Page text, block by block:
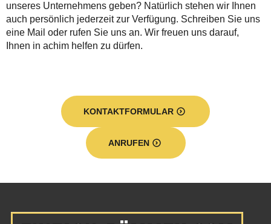
unseres Unternehmens geben? Natürlich stehen wir Ihnen
auch persönlich jederzeit zur Verfügung. Schreiben Sie uns
eine Mail oder rufen Sie uns an. Wir freuen uns darauf,
Ihnen in achim helfen zu dürfen.
KONTAKTFORMULAR
ANRUFEN